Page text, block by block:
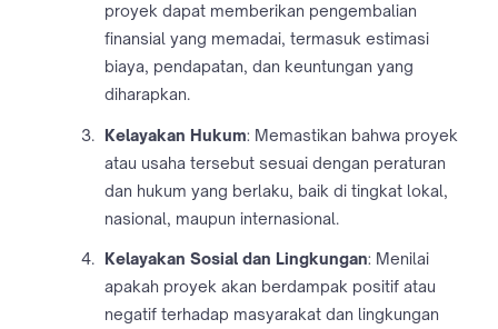
proyek dapat memberikan pengembalian
finansial yang memadai, termasuk estimasi
biaya, pendapatan, dan keuntungan yang
diharapkan.
Kelayakan Hukum: Memastikan bahwa proyek
atau usaha tersebut sesuai dengan peraturan
dan hukum yang berlaku, baik di tingkat lokal,
nasional, maupun internasional.
Kelayakan Sosial dan Lingkungan: Menilai
apakah proyek akan berdampak positif atau
negatif terhadap masyarakat dan lingkungan